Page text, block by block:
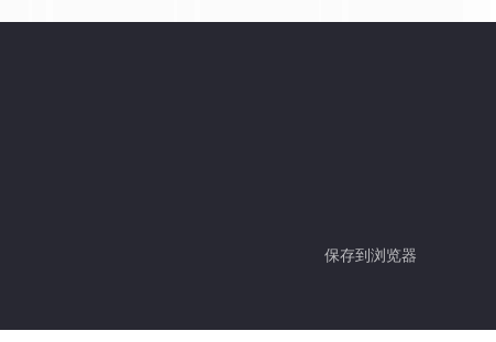
保存到浏览器